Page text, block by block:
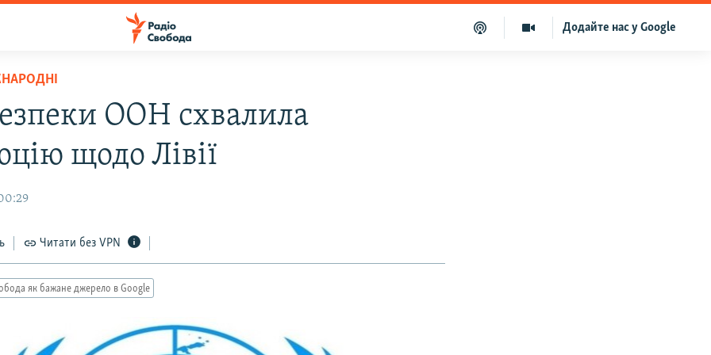
Додайте нас у Google
ООН схвалила
щодо Лівії
Читати без VPN
як бажане джерело в Google